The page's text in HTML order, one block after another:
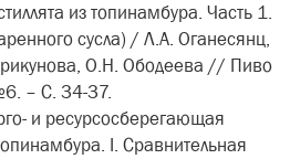
из топинамбура. Часть 1.
сусла) / Л.А. Оганесянц,
О.Н. Ободеева // Пиво
– С. 34-37.
и ресурсосберегающая
I. Сравнительная